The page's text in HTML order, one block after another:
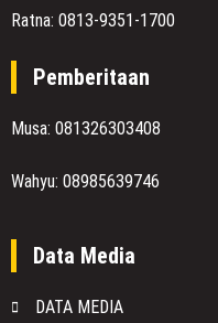
Ratna: 0813-9351-1700
Pemberitaan
Musa: 081326303408
Wahyu: 08985639746
Data Media
DATA MEDIA